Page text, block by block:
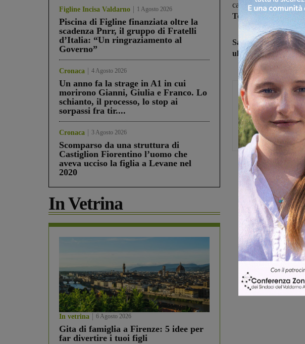
Figline Incisa Valdarno 1 Agosto 2026
Piscina di Figline finanziata oltre la
scadenza Pnrr, il gruppo di Fratelli
d’Italia: “Un ringraziamento al
Governo”
Cronaca 4 Agosto 2026
Un anno fa la strage in A1 in cui
morirono Gianni, Giulia e Franco. Lo
schianto, il processo, lo stop ai
sorpassi fra tir....
Cronaca 3 Agosto 2026
Scomparso da una struttura di
Castiglion Fiorentino l’uomo che
aveva ucciso la figlia a Levane nel
2020
In Vetrina
In vetrina 6 Agosto 2026
Gita di famiglia a Firenze: 5 idee per
far divertire i tuoi figli
casa si è imposta per
Terranuovaè stata
Sabato prossimole
ultimo atto della
Share